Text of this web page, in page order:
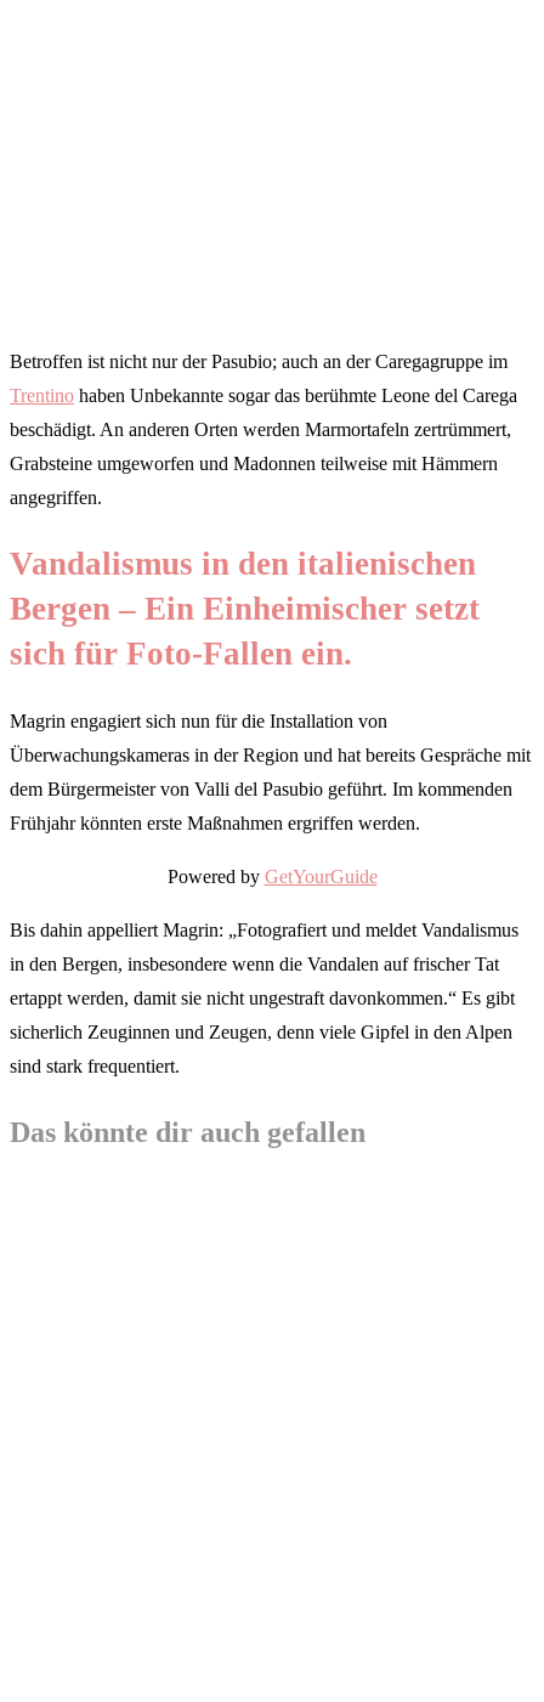
Betroffen ist nicht nur der Pasubio; auch an der Caregagruppe im
Trentino haben Unbekannte sogar das berühmte Leone del Carega
beschädigt. An anderen Orten werden Marmortafeln zertrümmert,
Grabsteine umgeworfen und Madonnen teilweise mit Hämmern
angegriffen.
Vandalismus in den italienischen
Bergen – Ein Einheimischer setzt
sich für Foto-Fallen ein.
Magrin engagiert sich nun für die Installation von
Überwachungskameras in der Region und hat bereits Gespräche mit
dem Bürgermeister von Valli del Pasubio geführt. Im kommenden
Frühjahr könnten erste Maßnahmen ergriffen werden.
Powered by GetYourGuide
Bis dahin appelliert Magrin: „Fotografiert und meldet Vandalismus
in den Bergen, insbesondere wenn die Vandalen auf frischer Tat
ertappt werden, damit sie nicht ungestraft davonkommen.“ Es gibt
sicherlich Zeuginnen und Zeugen, denn viele Gipfel in den Alpen
sind stark frequentiert.
Das könnte dir auch gefallen